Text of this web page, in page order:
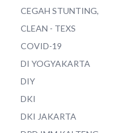
CEGAH STUNTING,
CLEAN - TEXS
COVID-19
DI YOGYAKARTA
DIY
DKI
DKI JAKARTA